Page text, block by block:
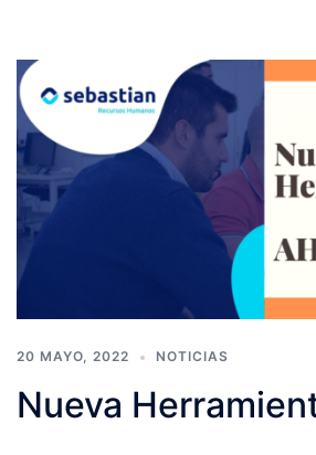
20 MAYO, 2022 NOTICIAS
Nueva